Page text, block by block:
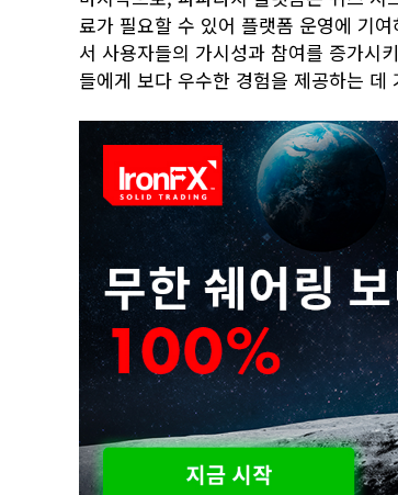
료가 필요할 수 있어 플랫폼 운영에 기
서 사용자들의 가시성과 참여를 증가시
들에게 보다 우수한 경험을 제공하는 데